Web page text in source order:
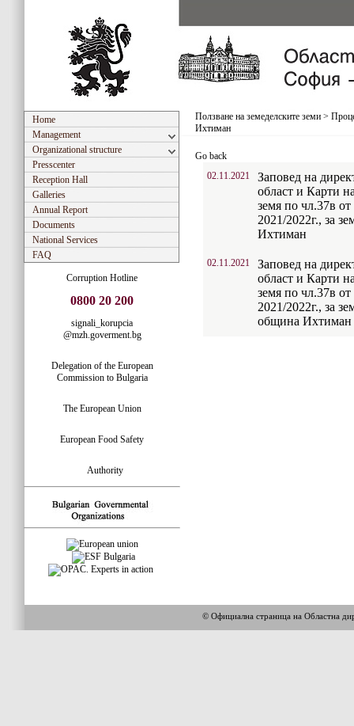
Home
Management
Organizational structure
Presscenter
Reception Hall
Galleries
Annual Report
Documents
National Services
FAQ
Corruption Hotline
0800 20 200
signali_korupcia
@mzh.goverment.bg
Delegation of the European
Commission to Bulgaria
The European Union
European Food Safety
Authority
Ползване на земеделските земи >
Ихтиман
Go back
02.11.2021
Заповед на
област и Карти
земя по чл.37в
2021/2022г., за
Ихтиман
02.11.2021
Заповед на
област и Карти
земя по чл.37в
2021/2022г., за
община Ихтиман
© Официална страница на